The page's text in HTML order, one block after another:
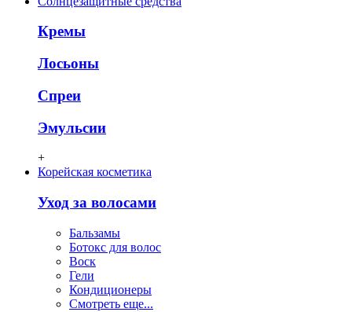
Кремы
Лосьоны
Спреи
Эмульсии
+
Корейская косметика
Уход за волосами
Бальзамы
Ботокс для волос
Воск
Гели
Кондиционеры
Смотреть еще...